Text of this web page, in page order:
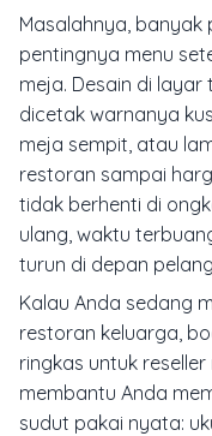
Masalahnya, banyak
pentingnya menu
meja. Desain di
dicetak warnanya
meja sempit, atau
restoran sampai
tidak berhenti di
ulang, waktu
turun di depan
Kalau Anda sedang
restoran keluarga,
ringkas untuk
membantu Anda
sudut pakai nyata: